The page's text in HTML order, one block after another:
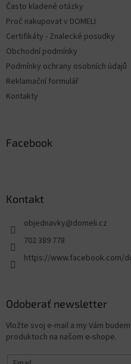
Často kladené otázky
Proč nakupovat v DOMELI
Certifikáty - Znalecké posudky
Obchodní podmínky
Podmínky ochrany osobních údajů
Reklamační formulář
Kontakty
Facebook
Kontakt
objednavky@domeli.cz
702 389 778
https://www.facebook.com/
Odoberať newsletter
Vložte svoj e-mail a my Vám
produktoch na našom e-shope.